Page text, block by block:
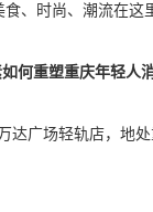
、时尚、潮流在这
何重塑重庆年轻人消
达广场轻轨店，地